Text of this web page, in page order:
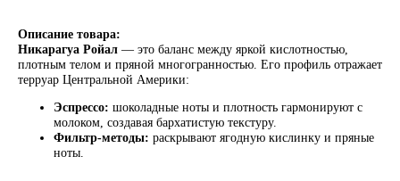
Описание товара:
Никарагуа Ройал — это баланс между яркой кислотностью,
плотным телом и пряной многогранностью. Его профиль отражает
терруар Центральной Америки:
Эспрессо: шоколадные ноты и плотность гармонируют с
молоком, создавая бархатистую текстуру.
Фильтр-методы: раскрывают ягодную кислинку и пряные
ноты.